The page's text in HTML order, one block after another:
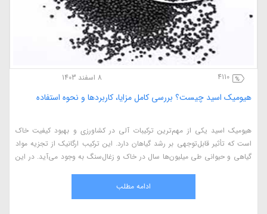
4110 8 اسفند 1403
هیومیک اسید چیست؟ بررسی کامل مزایا، کاربردها و نحوه استفاده
هیومیک اسید یکی از مهم‌ترین ترکیبات آلی در کشاورزی و بهبود کیفیت خاک
است که تأثیر قابل‌توجهی بر رشد گیاهان دارد. این ترکیب ارگانیک از تجزیه مواد
گیاهی و حیوانی طی میلیون‌ها سال در خاک و زغال‌سنگ به وجود می‌آید. در این
طبیعی و اثرات آن بر گیاهان می‌پردازیم.ادامه مطلب